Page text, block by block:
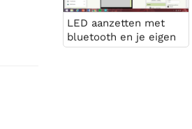
LED aanzetten met
bluetooth en je eigen
app maken.